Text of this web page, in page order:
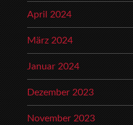
April 2024
März 2024
Januar 2024
Dezember 2023
November 2023